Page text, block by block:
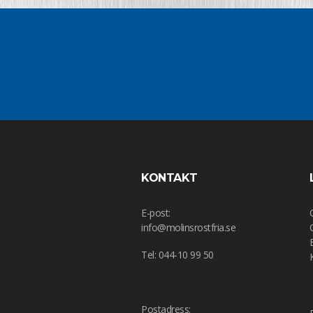
KONTAKT
E-post:
info@molinsrostfria.se
Tel: 044-10 99 50
Postadress: